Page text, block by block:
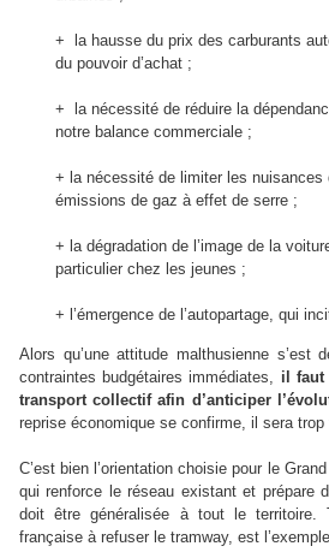
+
la hausse du prix des carburants
du pouvoir d’achat ;
+
la nécessité de réduire la
notre balance commerciale ;
+ la nécessité de limiter les nuisances
émissions de gaz à effet de serre ;
+ la dégradation de l’image de la
particulier chez les jeunes ;
+ l’émergence de l’autopartage, qui
Alors qu’une attitude malthusienne s’est
contraintes budgétaires immédiates, il faut
transport collectif afin d’anticiper
reprise économique se confirme, il sera trop
C’est bien l’orientation choisie pour le
qui renforce le réseau existant et prépare
doit être généralisée à tout le territoire.
française à refuser le tramway, est